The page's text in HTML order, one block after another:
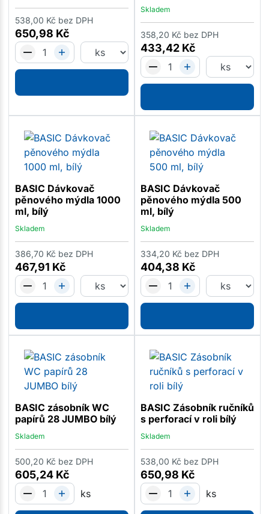
650,98 Kč
538,00 Kč bez DPH
Skladem
433,42 Kč
358,20 Kč bez DPH
BASIC Dávkovač
pěnového mýdla 1000
ml, bílý
Skladem
467,91 Kč
386,70 Kč bez DPH
BASIC Dávkovač
pěnového mýdla 500
ml, bílý
Skladem
404,38 Kč
334,20 Kč bez DPH
BASIC zásobník WC
papírů 28 JUMBO bílý
Skladem
605,24 Kč
500,20 Kč bez DPH
ks
BASIC Zásobník ručníků
s perforací v roli bílý
Skladem
650,98 Kč
538,00 Kč bez DPH
ks